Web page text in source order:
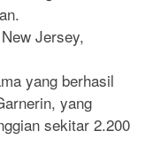
Jersey,
yang berhasil
yang
sekitar 2.200